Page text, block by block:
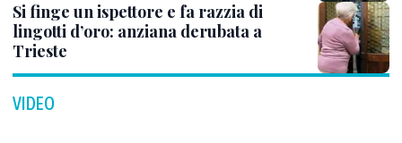
Si finge un ispettore e fa razzia di
lingotti d’oro: anziana derubata a
Trieste
VIDEO